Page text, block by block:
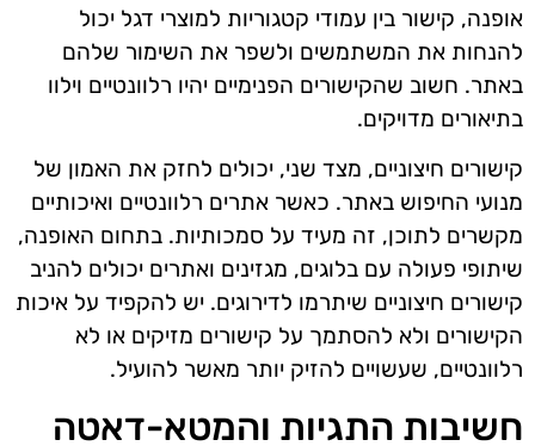
אופנה, קישור בין עמודי קטגוריות למוצרי דגל יכול
להנחות את המשתמשים ולשפר את השימור שלהם
באתר. חשוב שהקישורים הפנימיים יהיו רלוונטיים וילוו
בתיאורים מדויקים.
קישורים חיצוניים, מצד שני, יכולים לחזק את האמון של
מנועי החיפוש באתר. כאשר אתרים רלוונטיים ואיכותיים
מקשרים לתוכן, זה מעיד על סמכותיות. בתחום האופנה,
שיתופי פעולה עם בלוגים, מגזינים ואתרים יכולים להניב
קישורים חיצוניים שיתרמו לדירוגים. יש להקפיד על איכות
הקישורים ולא להסתמך על קישורים מזיקים או לא
רלוונטיים, שעשויים להזיק יותר מאשר להועיל.
חשיבות התגיות והמטא-דאטה